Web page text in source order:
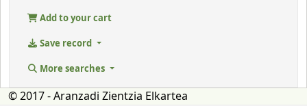
Add to your cart
Save record
More searches
© 2017 - Aranzadi Zientzia Elkartea